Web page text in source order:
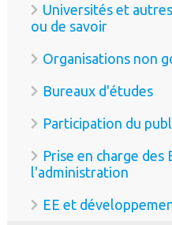
Universités et
ou de savoir
Organisations non
Bureaux d'études
Participation du
Prise en charge des
l'administration
EE et